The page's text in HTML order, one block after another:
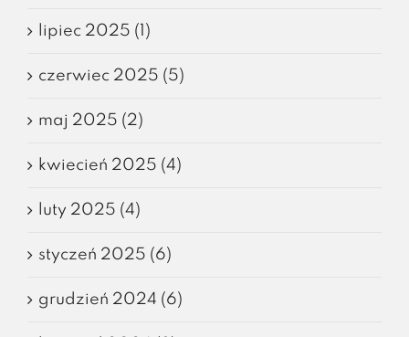
lipiec 2025 (1)
czerwiec 2025 (5)
maj 2025 (2)
kwiecień 2025 (4)
luty 2025 (4)
styczeń 2025 (6)
grudzień 2024 (6)